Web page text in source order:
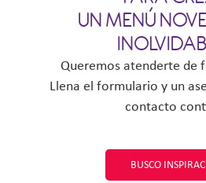
UN MENÚ
Queremos atenderte de
Llena el formulario y un
contacto
BUSCO